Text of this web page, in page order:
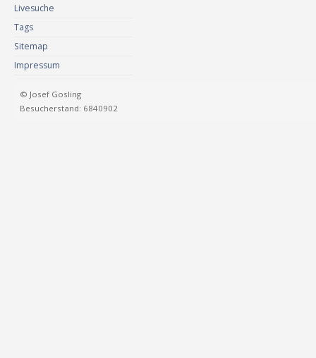
Livesuche
Tags
Sitemap
Impressum
© Josef Gosling
Besucherstand: 6840902